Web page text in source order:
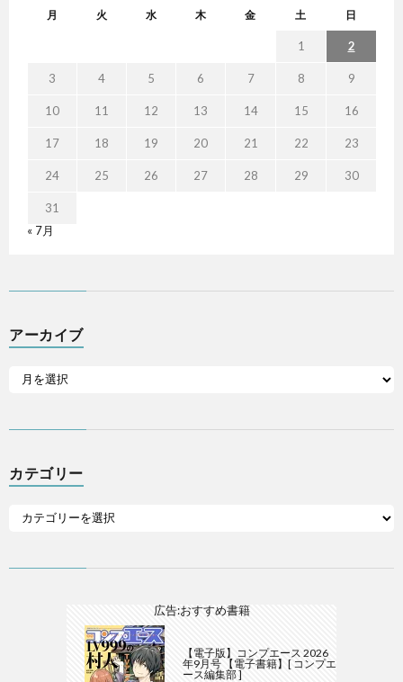
月 火 水 木 金 土 日
1 2
3 4 5 6 7 8 9
10 11 12 13 14 15 16
17 18 19 20 21 22 23
24 25 26 27 28 29 30
31
« 7月
アーカイブ
カテゴリー
広告:おすすめ書籍
【電子版】コンプエース 2026
年9月号 【電子書籍】[ コンプエ
ース編集部 ]